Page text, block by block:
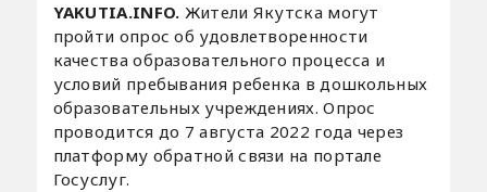
YAKUTIA.INFO. Жители Якутска могут
пройти опрос об удовлетворенности
качества образовательного процесса и
условий пребывания ребенка в дошкольных
образовательных учреждениях. Опрос
проводится до 7 августа 2022 года через
платформу обратной связи на портале
Госуслуг.